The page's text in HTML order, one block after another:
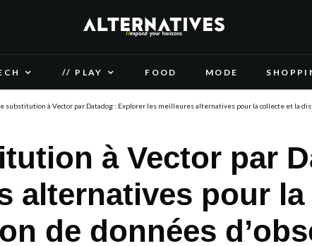
// PLAY FOOD MODE
substitution à Vector par Datadog : Explorer les meilleures alternatives pour la collecte et la
à Vector par
alternatives pour
de données